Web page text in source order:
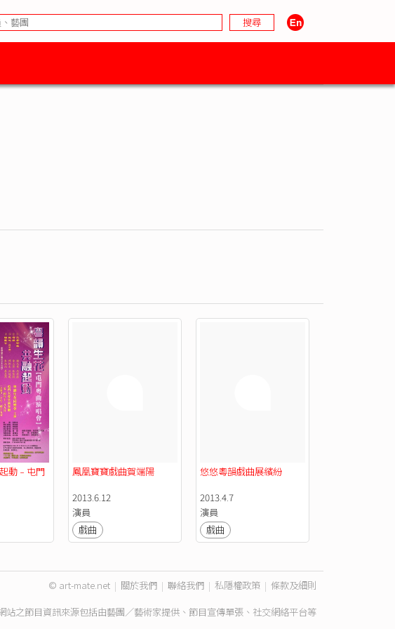
動﹣屯門
鳳凰寶寶戲曲賀端陽
2013.6.12
演員
戲曲
悠悠粵韻戲曲展繽紛
2013.4.7
演員
戲曲
© art-mate.net | 關於我們 | 聯絡我們 | 私隱權政策 | 條款及細則
站之節目資訊來源包括由藝團／藝術家提供、節目宣傳單張、社交網絡平台等